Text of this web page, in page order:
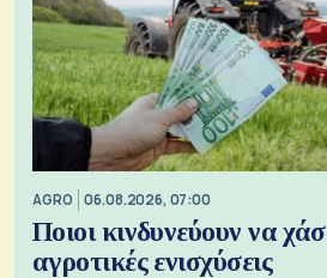
AGRO 06.08.2026, 07:00
Ποιοι κινδυνεύουν να
αγροτικές ενισχύσεις